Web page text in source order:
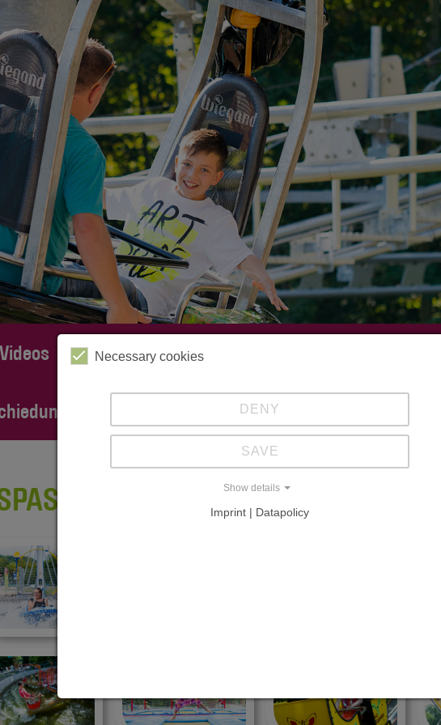
Videos Kabinenbahn
Familie Tietz
Necessary cookies
DENY
SAVE
Show details
Imprint | Datapolicy